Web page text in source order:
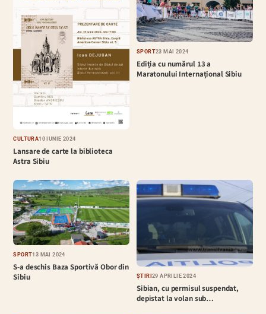
CULTURĂ10 IUNIE 2024
Lansare de carte la biblioteca
Astra Sibiu
SPORT23 MAI 2024
Ediția cu numărul 13 a
Maratonului Internațional Sibiu
SPORT13 MAI 2024
S-a deschis Baza Sportivă Obor din
Sibiu
ȘTIRI29 APRILIE 2024
Sibian, cu permisul suspendat,
depistat la volan sub…